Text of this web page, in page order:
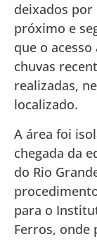
deixados
próximo e
que o
chuvas
realizadas,
localizado.
A área foi
chegada da
do Rio
para o
Ferros, onde